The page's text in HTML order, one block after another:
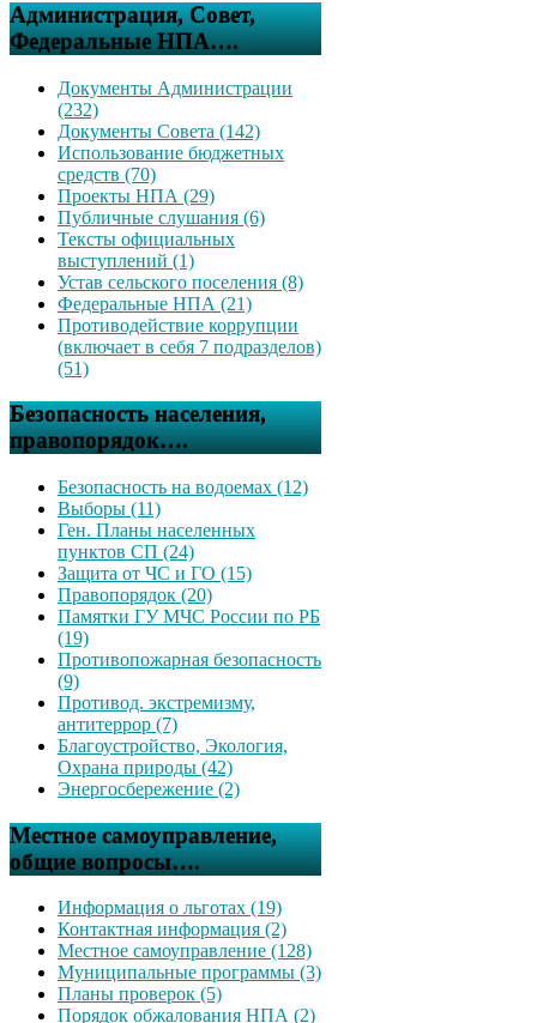
Администрация, Совет,
Федеральные НПА….
Документы Администрации
(232)
Документы Совета (142)
Использование бюджетных
средств (70)
Проекты НПА (29)
Публичные слушания (6)
Тексты официальных
выступлений (1)
Устав сельского поселения (8)
Федеральные НПА (21)
Противодействие коррупции
(включает в себя 7 подразделов)
(51)
Безопасность населения,
правопорядок….
Безопасность на водоемах (12)
Выборы (11)
Ген. Планы населенных
пунктов СП (24)
Защита от ЧС и ГО (15)
Правопорядок (20)
Памятки ГУ МЧС России по РБ
(19)
Противопожарная безопасность
(9)
Противод. экстремизму,
антитеррор (7)
Благоустройство, Экология,
Охрана природы (42)
Энергосбережение (2)
Местное самоуправление,
общие вопросы….
Информация о льготах (19)
Контактная информация (2)
Местное самоуправление (128)
Муниципальные программы (3)
Планы проверок (5)
Порядок обжалования НПА (2)